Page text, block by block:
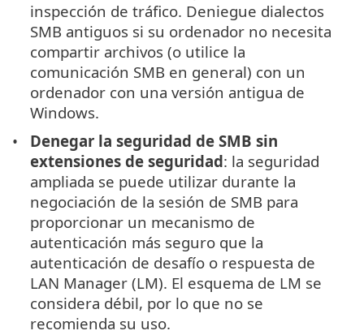
inspección de tráfico. Deniegue dialectos
SMB antiguos si su ordenador no necesita
compartir archivos (o utilice la
comunicación SMB en general) con un
ordenador con una versión antigua de
Windows.
Denegar la seguridad de SMB sin
extensiones de seguridad: la seguridad
ampliada se puede utilizar durante la
negociación de la sesión de SMB para
proporcionar un mecanismo de
autenticación más seguro que la
autenticación de desafío o respuesta de
LAN Manager (LM). El esquema de LM se
considera débil, por lo que no se
recomienda su uso.